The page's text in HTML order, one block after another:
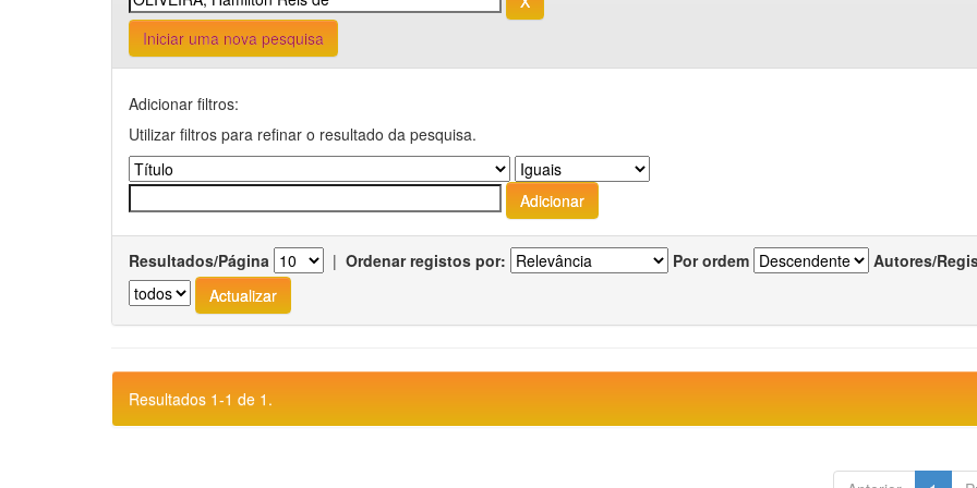
Iniciar uma nova pesquisa
Adicionar filtros:
Utilizar filtros para refinar o resultado da pesquisa.
Resultados/Página | Ordenar registos por: Por ordem Autores/
Resultados 1-1 de 1.